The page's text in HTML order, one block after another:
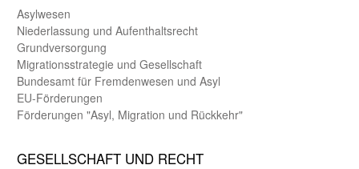
Asyl­wesen
Nieder­lassung und Aufent­halts­recht
Grund­versorgung
Migrations­strategie und Gesell­schaft
Bundes­amt für Fremden­wesen und Asyl
EU-Förde­rungen
Förderungen "Asyl, Migration und Rückkehr"
GE­SELL­SCHAFT UND RECHT